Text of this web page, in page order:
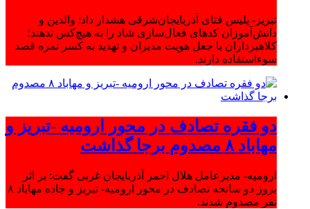
تبریز- پلیس فتای آذربایجان‌شرقی هشدار داد: والدین و
دانش‌آموزان کدهای فعال‌سازی شاد را به هیچ‌کس ندهند؛
کلاهبرداران با جعل هویت مدیران و تهدید به کسر نمره قصد
سوءاستفاده دارند.
دو فقره تصادف در محور ارومیه -تبریز و
مهاباد ۸ مصدوم برجا گذاشت
ارومیه- مدیرعامل هلال احمر آذربایجان غربی گفت: بر اثر
بروز دو سانحه تصادف در محور ارومیه- تبریز و جاده مهاباد ۸
نفر مصدوم شدند.